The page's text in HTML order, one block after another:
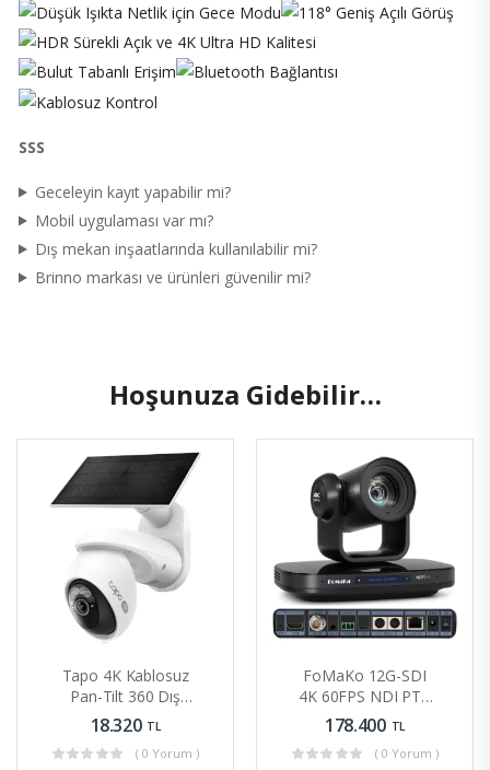
SSS
Geceleyin kayıt yapabilir mi?
Mobil uygulaması var mı?
Dış mekan inşaatlarında kullanılabilir mi?
Brinno markası ve ürünleri güvenilir mi?
Hoşunuza Gidebilir…
Tapo 4K Kablosuz
Pan-Tilt 360 Dış
Mekan Kamerası
Güneş Panelli
18.320 TL
( 0 Yorum )
FoMaKo 12G-SDI
4K 60FPS NDI PTZ
Kamera Freed
Desteği 20X Optik
Yakınlaştırma
178.400 TL
( 0 Yorum )